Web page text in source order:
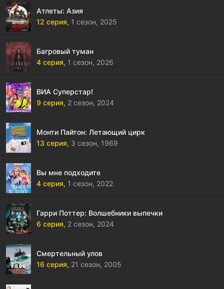
Атлеты: Азия
12 серия, 1 сезон, 2025
Багровый туман
4 серия, 1 сезон, 2026
ВИА Суперстар!
9 серия, 2 сезон, 2024
Монти Пайтон: Летающий цирк
13 серия, 3 сезон, 1969
Вы мне подходите
4 серия, 1 сезон, 2022
Гарри Поттер: Волшебники выпечки
6 серия, 2 сезон, 2024
Смертельный улов
16 серия, 21 сезон, 2005